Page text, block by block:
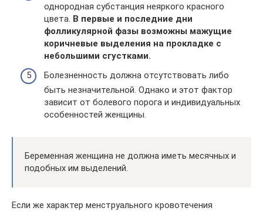
однородная субстанция неяркого красного
цвета. В первые и последние дни
фолликулярной фазы возможны мажущие
коричневые выделения на прокладке с
небольшими сгустками.
Болезненность должна отсутствовать либо
быть незначительной. Однако и этот фактор
зависит от болевого порога и индивидуальных
особенностей женщины.
Беременная женщина не должна иметь месячных и
подобных им выделений.
Если же характер менструального кровотечения